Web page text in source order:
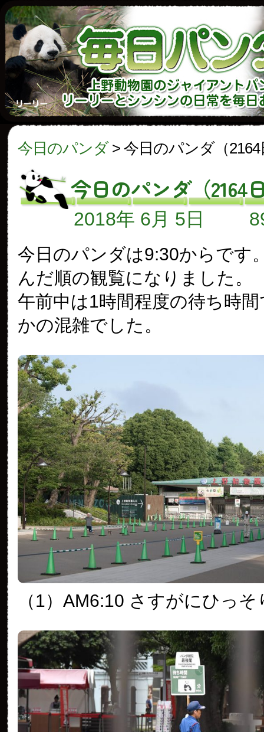
今日のパンダ> 今日のパンダ（2164
今日のパンダ（2164
2018年 6月 5日
今日のパンダは9:30からです
んだ順の観覧になりました。
午前中は1時間程度の待ち時
かの混雑でした。
（1）AM6:10 さすがにひっそ